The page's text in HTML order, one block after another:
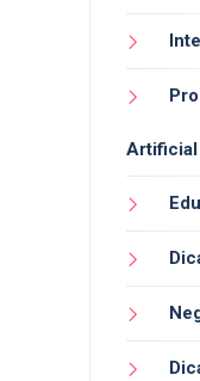
Artificial